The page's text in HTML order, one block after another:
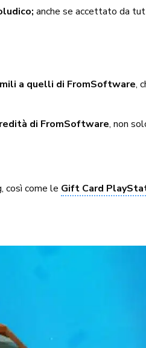
anche se accettato da
a quelli di FromSoftware,
di FromSoftware, non
così come le Gift Card